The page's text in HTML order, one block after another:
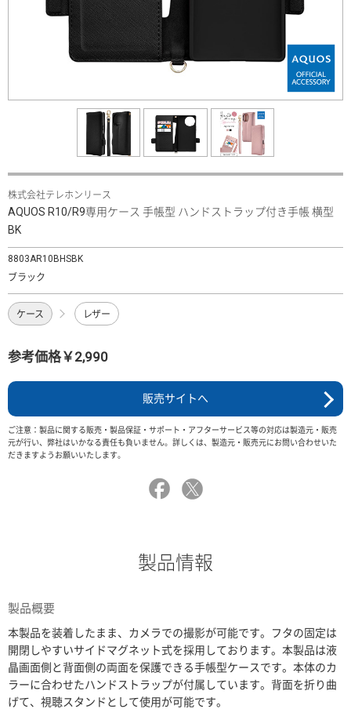
株式会社テレホンリース
AQUOS R10/R9専用ケース 手帳型 ハンドストラップ付き手帳 横型
BK
8803AR10BHSBK
ブラック
ケース レザー
参考価格￥2,990
販売サイトへ
ご注意：製品に関する販売・製品保証・サポート・アフターサービス等の対応は製造元・販売
元が行い、弊社はいかなる責任も負いません。詳しくは、製造元・販売元にお問い合わせいた
だきますようお願いいたします。
製品情報
製品概要
本製品を装着したまま、カメラでの撮影が可能です。フタの固定は
開閉しやすいサイドマグネット式を採用しております。本製品は液
晶画面側と背面側の両面を保護できる手帳型ケースです。本体のカ
ラーに合わせたハンドストラップが付属しています。背面を折り曲
げて、視聴スタンドとして使用が可能です。